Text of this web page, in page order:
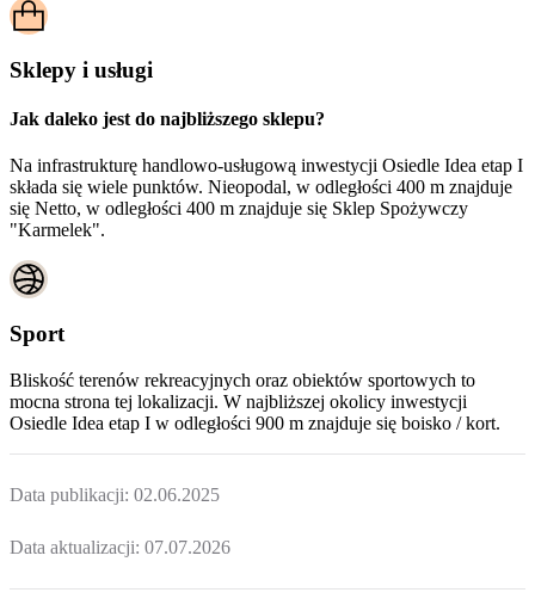
Sklepy i usługi
Jak daleko jest do najbliższego sklepu?
Na infrastrukturę handlowo-usługową inwestycji Osiedle Idea etap I
składa się wiele punktów. Nieopodal, w odległości 400 m znajduje
się Netto, w odległości 400 m znajduje się Sklep Spożywczy
"Karmelek".
Sport
Bliskość terenów rekreacyjnych oraz obiektów sportowych to
mocna strona tej lokalizacji. W najbliższej okolicy inwestycji
Osiedle Idea etap I w odległości 900 m znajduje się boisko / kort.
Data publikacji: 02.06.2025
Data aktualizacji: 07.07.2026